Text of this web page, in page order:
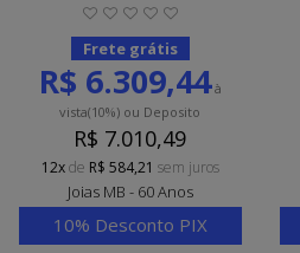
Frete grátis
R$ 6.309,44à
vista(10%) ou Deposito
R$ 7.010,49
12xde R$ 584,21 sem juros
Joias MB - 60 Anos
10% Desconto PIX